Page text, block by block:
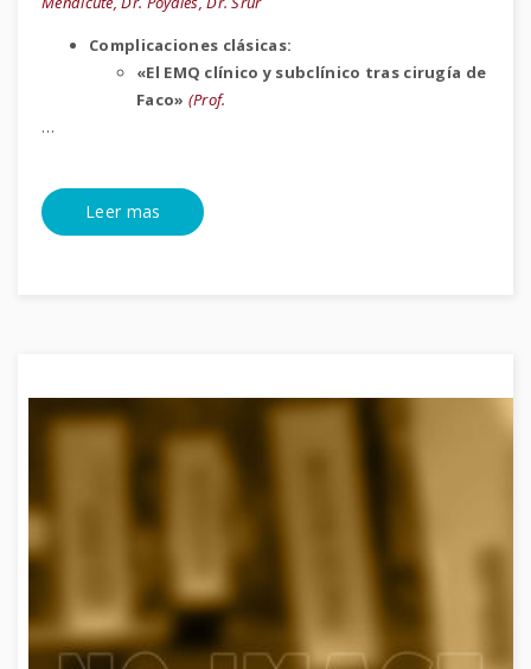
Complicaciones clásicas:
«El EMQ clínico y subclínico tras cirugía de
Faco» (Prof.
…
Leer mas